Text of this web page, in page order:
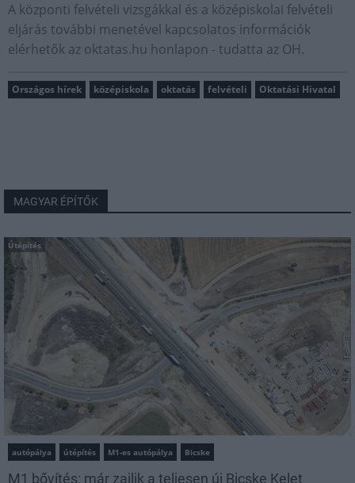
A központi felvételi vizsgákkal és a középiskolai felvételi
eljárás további menetével kapcsolatos információk
elérhetők az oktatas.hu honlapon - tudatta az OH.
Országos hírek középiskola oktatás felvételi Oktatási Hivatal
MAGYAR ÉPÍTŐK
Útépítés
autópálya útépítés M1-es autópálya Bicske
M1 bővítés: már zajlik a teljesen új Bicske Kelet